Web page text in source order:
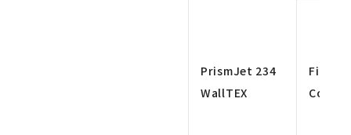
PrismJet 234
WallTEX
Fine 4
Color